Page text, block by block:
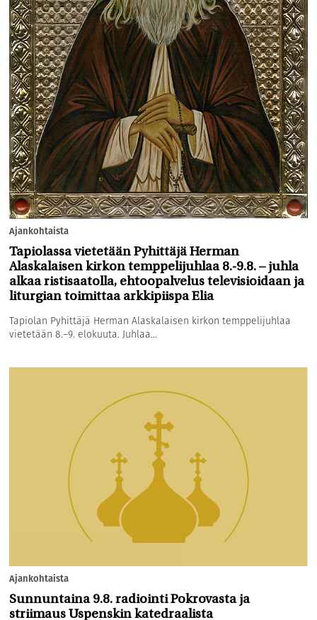
Ajankohtaista
Tapiolassa vietetään Pyhittäjä Herman
Alaskalaisen kirkon temppelijuhlaa 8.-9.8. – juhla
alkaa ristisaatolla, ehtoopalvelus televisioidaan ja
liturgian toimittaa arkkipiispa Elia
Tapiolan Pyhittäjä Herman Alaskalaisen kirkon temppelijuhlaa
vietetään 8.–9. elokuuta. Juhlaa...
Ajankohtaista
Sunnuntaina 9.8. radiointi Pokrovasta ja
striimaus Uspenskin katedraalista